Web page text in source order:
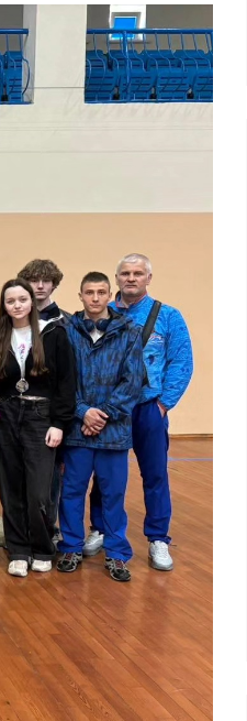
РЕСПУБЛИКАНСКИЙ
ЦЕНТР
ПСИХОЛОГИЧЕСКОЙ
ПОМОЩИ